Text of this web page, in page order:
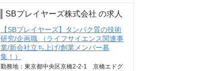
SBプレイヤーズ株式会社 の求人
【SBプレイヤーズ】タンパク質の技術
研究/企画職 （ライフサイエンス関連事
業/新会社立ち上げ/創業メンバー募
集！）
勤務地：東京都中央区京橋2-2-1 京橋エドグ